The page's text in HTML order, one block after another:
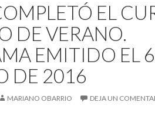
EL
DE VERANO.
EMITIDO EL
DE 2016
MARIANO OBARRIO DEJA UN